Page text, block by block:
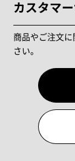
カスタマ
商品やご注文
さい。